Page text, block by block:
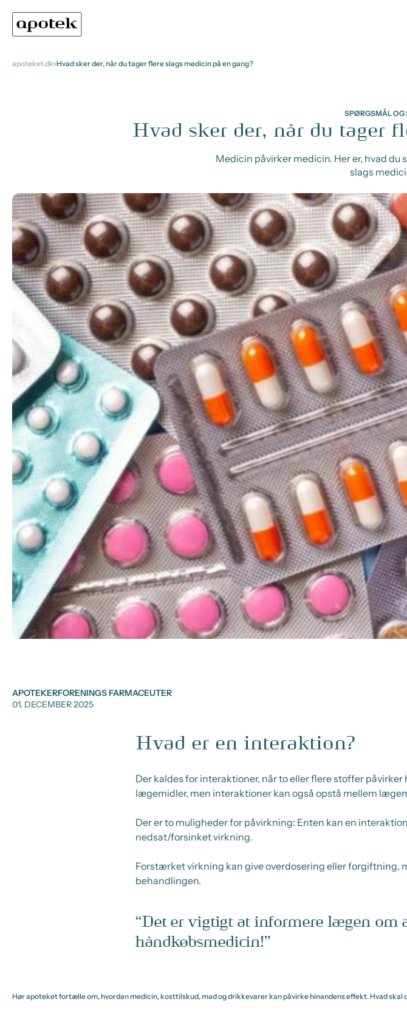
apoteket.dk Hvad sker der, når du tager flere slags medicin på en gang?
SPØRGSMÅL OG
Hvad sker der, når du tager
Medicin påvirker medicin. Her er, hvad
slags
APOTEKERFORENINGS FARMACEUTER
01. DECEMBER 2025
Hvad er en interaktion?
Der kaldes for interaktioner, når to eller flere stoffer
lægemidler, men interaktioner kan også opstå mellem
Der er to muligheder for påvirkning: Enten kan en
nedsat/forsinket virkning.
Forstærket virkning kan give overdosering eller forgiftning,
behandlingen.
Det er vigtigt at informere lægen om
håndkøbsmedicin!
Hør apoteket fortælle om, hvordan medicin, kosttilskud, mad og drikkevarer kan påvirke hinandens effekt. Hvad skal